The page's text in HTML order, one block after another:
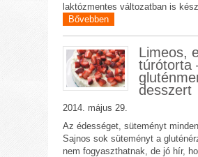
laktózmentes változatban is
Bővebben
Limeos,
túrótorta
desszert
2014. május 29.
Az édességet, süteményt
Sajnos sok süteményt a
nem fogyaszthatnak, de jó hír,